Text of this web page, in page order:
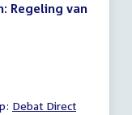
Regeling van
External
Debat Direct